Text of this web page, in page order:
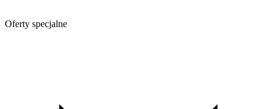
Oferty specjalne